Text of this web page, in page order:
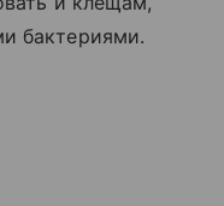
бактериями.